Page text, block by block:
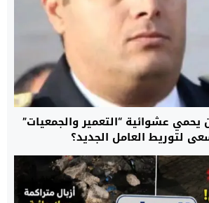
يحمي عشوائية “التعمير والجمعيات”
لتوريط العامل الجديد؟